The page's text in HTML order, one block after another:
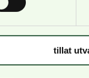
tillat